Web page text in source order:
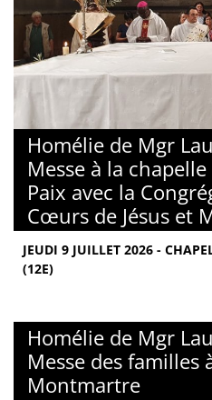
Homélie de Mgr
Messe à la
Paix avec la
Cœurs de Jésus et
JEUDI 9 JUILLET 2026 -
(12E)
Homélie de Mgr
Messe des familles
Montmartre